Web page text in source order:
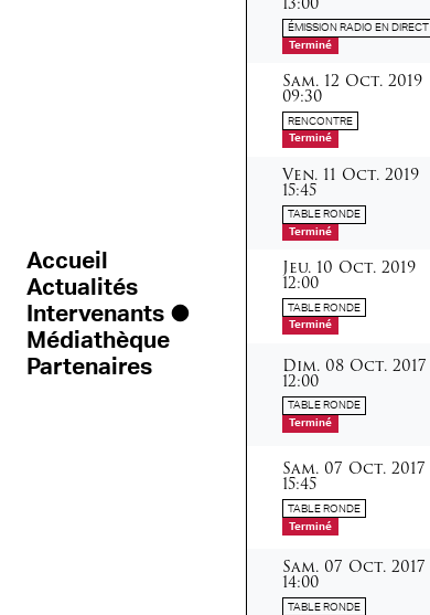
Accueil
Actualités
Intervenants
Médiathèque
Partenaires
ÉMISSION RADIO EN DIRECT
Terminé
samedi
Sam. 12 octobre
Oct. 2019
09:30
RENCONTRE
Terminé
vendredi
Ven. 11 octobre
Oct. 2019
15:45
TABLE RONDE
Terminé
jeudi
Jeu. 10 octobre
Oct. 2019
12:00
TABLE RONDE
Terminé
dimanche
Dim. 08 octobre
Oct. 2017
12:00
TABLE RONDE
Terminé
samedi
Sam. 07 octobre
Oct. 2017
15:45
TABLE RONDE
Terminé
samedi
Sam. 07 octobre
Oct. 2017
14:00
TABLE RONDE